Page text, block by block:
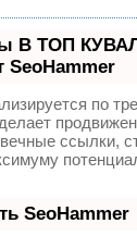
В ТОП
SeoHammer
по
ссылки,
SeoHammer